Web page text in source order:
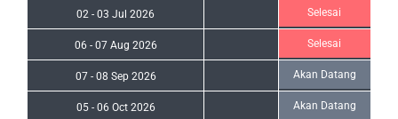
02 -03 Jul 2026 Selesai
06 - 07 Aug 2026 Selesai
07 - 08 Sep 2026 Akan Datang
05 - 06 Oct 2026 Akan Datang